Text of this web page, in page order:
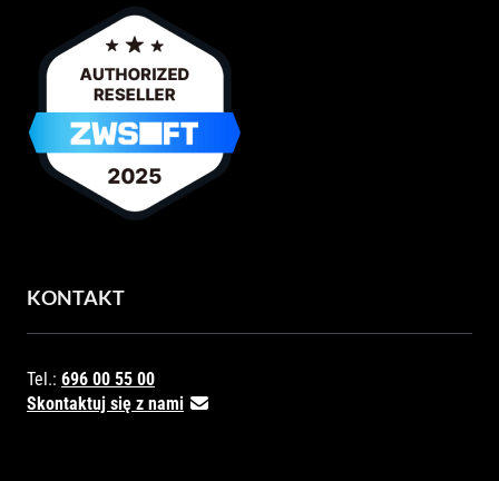
KONTAKT
Tel.: 696 00 55 00
Skontaktuj się z nami